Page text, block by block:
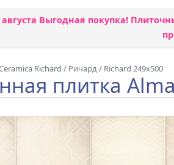
Выгодная покупка!
Richard / Ричард / Richard 249x500
плитка